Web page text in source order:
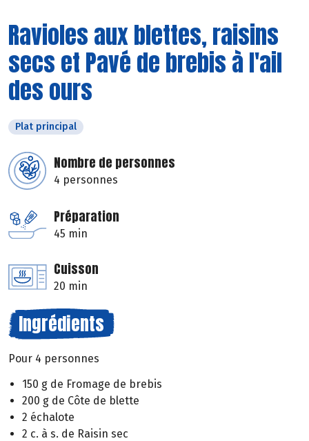
Ravioles aux blettes, raisins
secs et Pavé de brebis à l'ail
des ours
Plat principal
Nombre de personnes
4 personnes
Préparation
45 min
Cuisson
20 min
Ingrédients
Pour 4 personnes
150 g de Fromage de brebis
200 g de Côte de blette
2 échalote
2 c. à s. de Raisin sec